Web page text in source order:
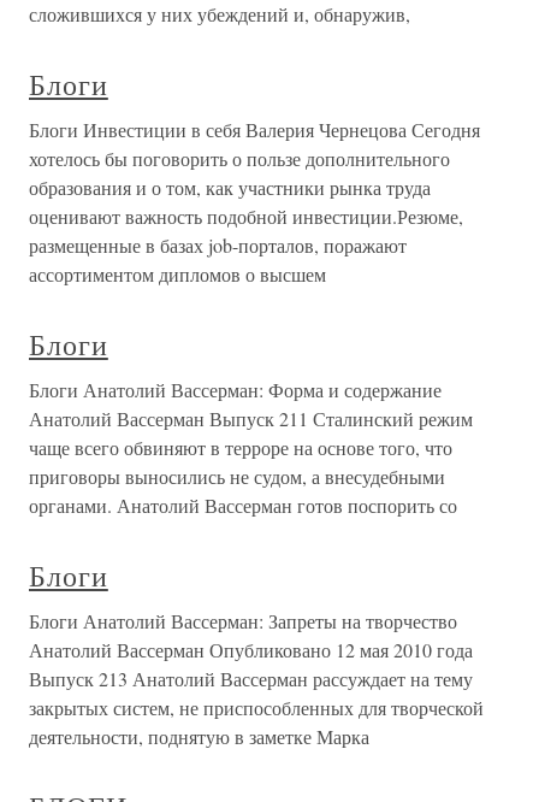
сложившихся у них убеждений и, обнаружив,
Блоги
Блоги Инвестиции в себя Валерия Чернецова Сегодня
хотелось бы поговорить о пользе дополнительного
образования и о том, как участники рынка труда
оценивают важность подобной инвестиции.Резюме,
размещенные в базах job-порталов, поражают
ассортиментом дипломов о высшем
Блоги
Блоги Анатолий Вассерман: Форма и содержание
Анатолий Вассерман Выпуск 211 Сталинский режим
чаще всего обвиняют в терроре на основе того, что
приговоры выносились не судом, а внесудебными
органами. Анатолий Вассерман готов поспорить со
Блоги
Блоги Анатолий Вассерман: Запреты на творчество
Анатолий Вассерман Опубликовано 12 мая 2010 года
Выпуск 213 Анатолий Вассерман рассуждает на тему
закрытых систем, не приспособленных для творческой
деятельности, поднятую в заметке Марка